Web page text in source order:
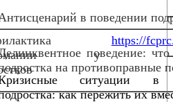
в поведении
ситуации в
как пережить их
у
https://
поведение: что
на противоправные